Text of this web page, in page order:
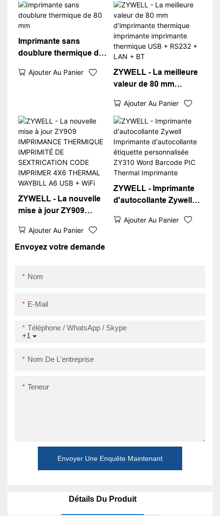
Imprimante sans
doublure thermique de
Ajouter Au Panier
ZYWELL - La meilleure
valeur de 80 mm
imprimante imprimante
thermique USB +
RS232 + LAN + BT
Ajouter Au Panier
ZYWELL - La nouvelle
mise à jour ZY909
THERMIQUE
IMPRIMITÉ DE
THERMAL WAYBILL
Ajouter Au Panier
ZYWELL - Imprimante
d'autocollante Zywell
d'autocollante étiquette
Ajouter Au Panier
Envoyez votre demande
Nom
E-Mail
+1
Téléphone / WhatsApp / Skype
Nom De L'entreprise
Teneur
Envoyer Une Enquête Maintenant
Détails Du Produit